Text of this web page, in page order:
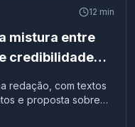
12 min
mistura entre
credibilidade
redação, com textos
e proposta sobre